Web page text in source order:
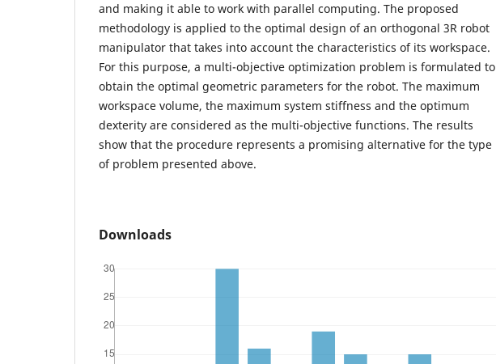
and making it able to work with parallel computing. The proposed
methodology is applied to the optimal design of an orthogonal 3R robot
manipulator that takes into account the characteristics of its workspace.
For this purpose, a multi-objective optimization problem is formulated to
obtain the optimal geometric parameters for the robot. The maximum
workspace volume, the maximum system stiffness and the optimum
dexterity are considered as the multi-objective functions. The results
show that the procedure represents a promising alternative for the type
of problem presented above.
Downloads